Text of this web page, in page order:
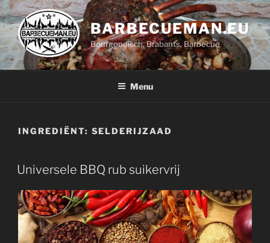
Ga
naar
de
inhoud
BARBECUEMAN.EU
Bourgondisch, Brabants, Barbecue
Menu
INGREDIËNT: SELDERIJZAAD
Universele BBQ rub suikervrij